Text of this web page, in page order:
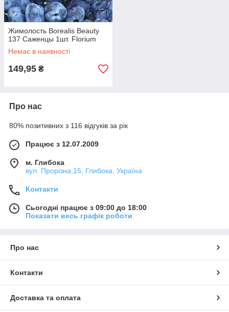
Жимолость Borealis Beauty
137 Саженцы 1шт. Florium
Немає в наявності
149,95 ₴
Про нас
80% позитивних з 116 відгуків за рік
Працює з 12.07.2009
м. Глибока
вул. Прорізна,15, Глибока, Україна
Контакти
Сьогодні працює з 09:00 до 18:00
Показати весь графік роботи
Про нас
Контакти
Доставка та оплата